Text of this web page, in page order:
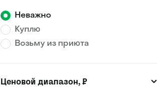
Неважно
Куплю
Возьму из приюта
Ценовой диапазон, ₽